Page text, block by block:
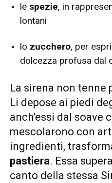
le spezie, in
lontani
lo zucchero, per
dolcezza profusa dal
La sirena non tenne
Li depose ai piedi
anch’essi dal soave
mescolarono con
ingredienti,
pastiera. Essa
canto della stessa